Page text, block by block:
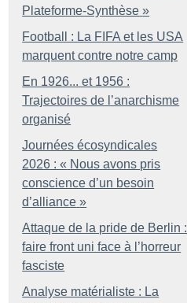
Plateforme-Synthèse »
Football : La FIFA et les USA
marquent contre notre camp
En 1926... et 1956 :
Trajectoires de l’anarchisme
organisé
Journées écosyndicales
2026 : « Nous avons pris
conscience d’un besoin
d’alliance »
Attaque de la pride de Berlin :
faire front uni face à l’horreur
fasciste
Analyse matérialiste : La